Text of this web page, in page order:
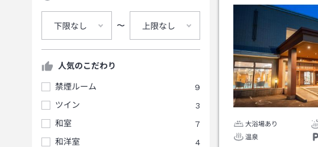
下限なし 〜 上限なし
人気のこだわり
禁煙ルーム
9
ツイン
3
和室
7
和洋室
4
大浴場あり
温泉